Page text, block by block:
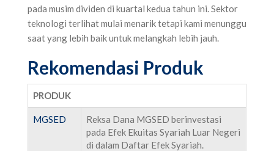
pada musim dividen di kuartal kedua tahun ini. Sektor
teknologi terlihat mulai menarik tetapi kami menunggu
saat yang lebih baik untuk melangkah lebih jauh.
Rekomendasi Produk
PRODUK
MGSED
Reksa Dana MGSED berinvestasi
pada Efek Ekuitas Syariah Luar Negeri
di dalam Daftar Efek Syariah.